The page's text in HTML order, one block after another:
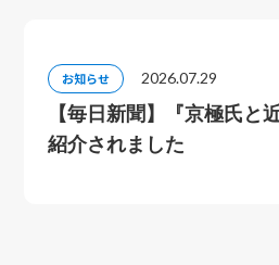
お知らせ 2026.07.29
【毎日新聞】『京極氏と
紹介されました